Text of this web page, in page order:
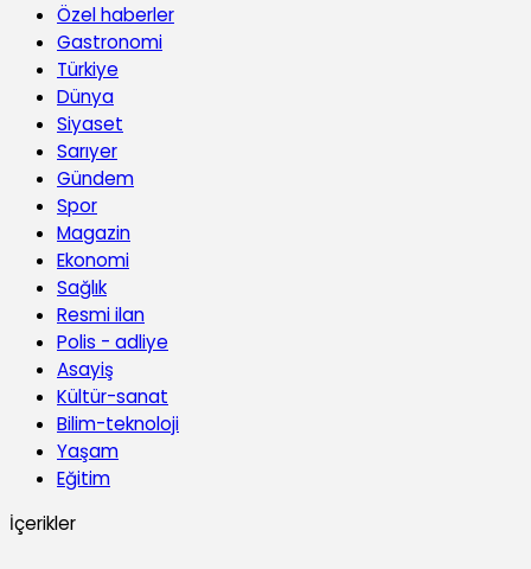
Özel haberler
Gastronomi
Türkiye
Dünya
Siyaset
Sarıyer
Gündem
Spor
Magazin
Ekonomi
Sağlık
Resmi ilan
Polis - adliye
Asayiş
Kültür-sanat
Bilim-teknoloji
Yaşam
Eğitim
İçerikler